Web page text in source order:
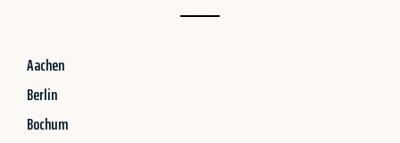
Aachen
Berlin
Bochum